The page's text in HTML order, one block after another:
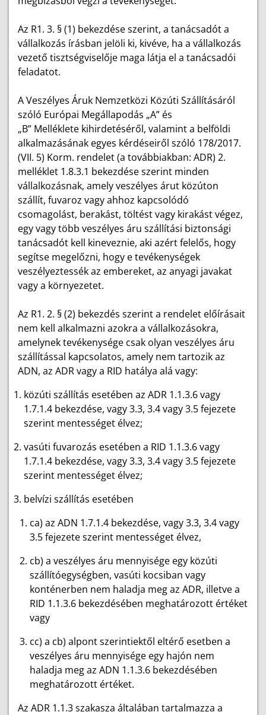
Az R1. 3. § (1) bekezdése szerint, a tanácsadót a
vállalkozás írásban jelöli ki, kivéve, ha a vállalkozás
vezető tisztségviselője maga látja el a tanácsadói
feladatot.
A Veszélyes Áruk Nemzetközi Közúti Szállításáról
szóló Európai Megállapodás „A” és
„B” Melléklete kihirdetéséről, valamint a belföldi
alkalmazásának egyes kérdéseiről szóló 178/2017.
(VII. 5) Korm. rendelet (a továbbiakban: ADR) 2.
melléklet 1.8.3.1 bekezdése szerint minden
vállalkozásnak, amely veszélyes árut közúton
szállít, fuvaroz vagy ahhoz kapcsolódó
csomagolást, berakást, töltést vagy kirakást végez,
egy vagy több veszélyes áru szállítási biztonsági
tanácsadót kell kineveznie, aki azért felelős, hogy
segítse megelőzni, hogy e tevékenységek
veszélyeztessék az embereket, az anyagi javakat
vagy a környezetet.
Az R1. 2. § (2) bekezdés szerint a rendelet előírásait
nem kell alkalmazni azokra a vállalkozásokra,
amelynek tevékenysége csak olyan veszélyes áru
szállítással kapcsolatos, amely nem tartozik az
ADN, az ADR vagy a RID hatálya alá vagy:
közúti szállítás esetében az ADR 1.1.3.6 vagy
1.7.1.4 bekezdése, vagy 3.3, 3.4 vagy 3.5 fejezete
szerint mentességet élvez;
vasúti fuvarozás esetében a RID 1.1.3.6 vagy
1.7.1.4 bekezdése, vagy 3.3, 3.4 vagy 3.5 fejezete
szerint mentességet élvez;
belvízi szállítás esetében
ca) az ADN 1.7.1.4 bekezdése, vagy 3.3, 3.4 vagy
3.5 fejezete szerint mentességet élvez,
cb) a veszélyes áru mennyisége egy közúti
szállítóegységben, vasúti kocsiban vagy
konténerben nem haladja meg az ADR, illetve a
RID 1.1.3.6 bekezdésében meghatározott értéket
vagy
cc) a cb) alpont szerintiektől eltérő esetben a
veszélyes áru mennyisége egy hajón nem
haladja meg az ADN 1.1.3.6 bekezdésében
meghatározott értéket.
Az ADR 1.1.3 szakasza általában tartalmazza a